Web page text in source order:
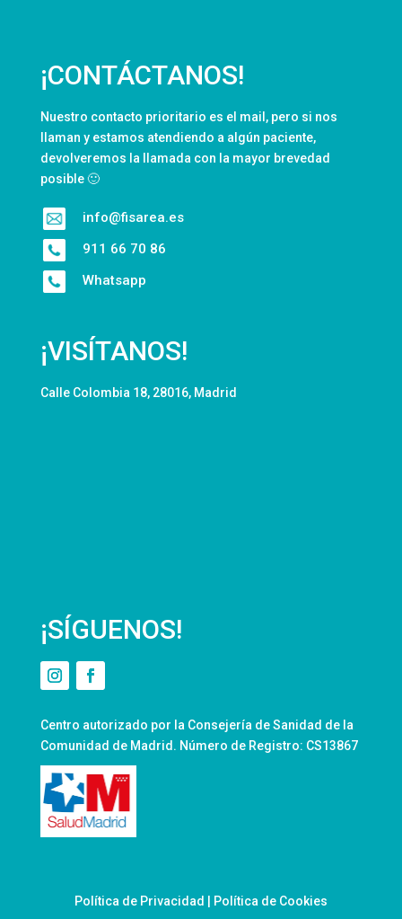
¡CONTÁCTANOS!
Nuestro contacto prioritario es el mail, pero si nos
llaman y estamos atendiendo a algún paciente,
devolveremos la llamada con la mayor brevedad
posible 🙂
info@fisarea.es
911 66 70 86
Whatsapp
¡VISÍTANOS!
Calle Colombia 18, 28016, Madrid
¡SÍGUENOS!
Centro autorizado por la Consejería de Sanidad de la
Comunidad de Madrid. Número de Registro: CS13867
Política de Privacidad Política de Cookies